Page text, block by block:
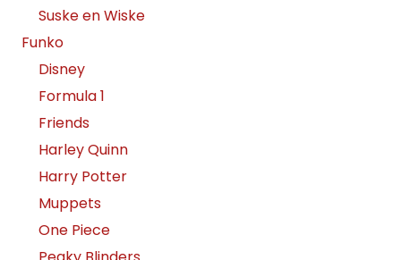
Suske en Wiske
Funko
Disney
Formula 1
Friends
Harley Quinn
Harry Potter
Muppets
One Piece